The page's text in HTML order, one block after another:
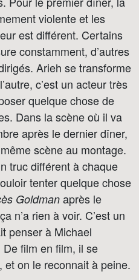
violente et les
est différent. Certains
constamment, d’autres
Arieh se transforme
c’est un acteur très
quelque chose de
Dans la scène où il va
après le dernier dîner,
scène au montage.
truc différent à chaque
tenter quelque chose
Goldmanaprès le
n’a rien à voir. C’est un
penser à Michael
film en film, il se
on le reconnait à peine.